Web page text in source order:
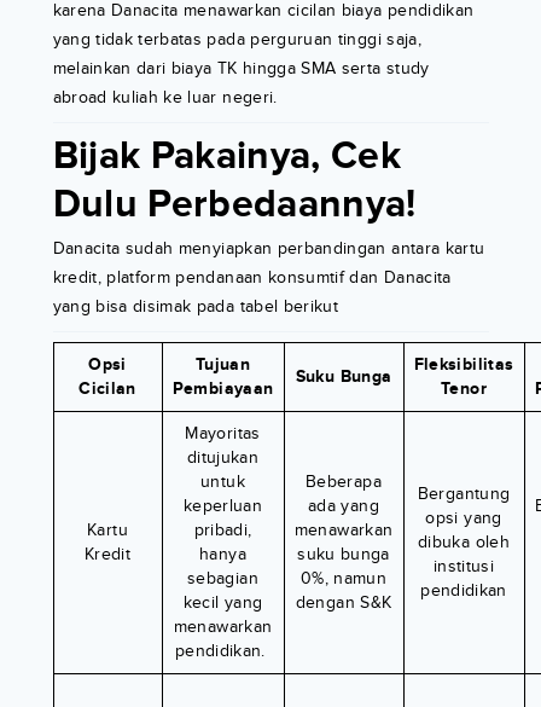
karena Danacita menawarkan cicilan biaya pendidikan
yang tidak terbatas pada perguruan tinggi saja,
melainkan dari biaya TK hingga SMA serta study
abroad kuliah ke luar negeri.
Bijak Pakainya, Cek
Dulu Perbedaannya!
Danacita sudah menyiapkan perbandingan antara kartu
kredit, platform pendanaan konsumtif dan Danacita
yang bisa disimak pada tabel berikut
Opsi
Cicilan
Tujuan
Pembiayaan
Suku Bunga
Fleksibilitas
Tenor
Kartu
Kredit
Mayoritas
ditujukan
untuk
keperluan
pribadi,
hanya
sebagian
kecil yang
menawarkan
pendidikan.
Beberapa
ada yang
menawarkan
suku bunga
0%, namun
dengan S&K
Bergantung
opsi yang
dibuka oleh
institusi
pendidikan